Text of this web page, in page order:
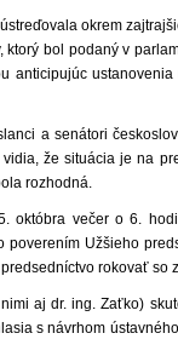
okrem
ktorý bol podaný v
anticipujúc
a senátori
že situácia je na
rozhodná.
októbra večer o 6.
poverením Užšieho
rokovať so
aj dr. ing. Zaťko)
s návrhom